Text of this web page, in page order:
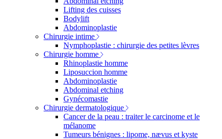
Lifting des cuisses
Bodylift
Abdominoplastie
Chirurgie intime
Nymphoplastie : chirurgie des petites lèvres
Chirurgie homme
Rhinoplastie homme
Liposuccion homme
Abdominoplastie
Abdominal etching
Gynécomastie
Chirurgie dermatologique
Cancer de la peau : traiter le carcinome et le
mélanome
Tumeurs bénignes : lipome, nævus et kyste